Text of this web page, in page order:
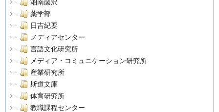
湘南藤沢
薬学部
日吉紀要
メディアセンター
言語文化研究所
メディア・コミュニケーション研究所
産業研究所
斯道文庫
体育研究所
教職課程センター